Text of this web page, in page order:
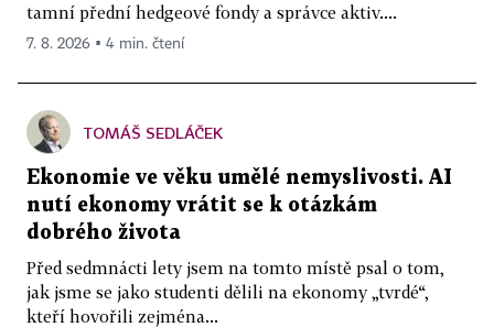
tamní přední hedgeové fondy a správce aktiv....
7. 8. 2026 ▪ 4 min. čtení
TOMÁŠ SEDLÁČEK
Ekonomie ve věku umělé nemyslivosti. AI
nutí ekonomy vrátit se k otázkám
dobrého života
Před sedmnácti lety jsem na tomto místě psal o tom,
jak jsme se jako studenti dělili na ekonomy „tvrdé“,
kteří hovořili zejména...